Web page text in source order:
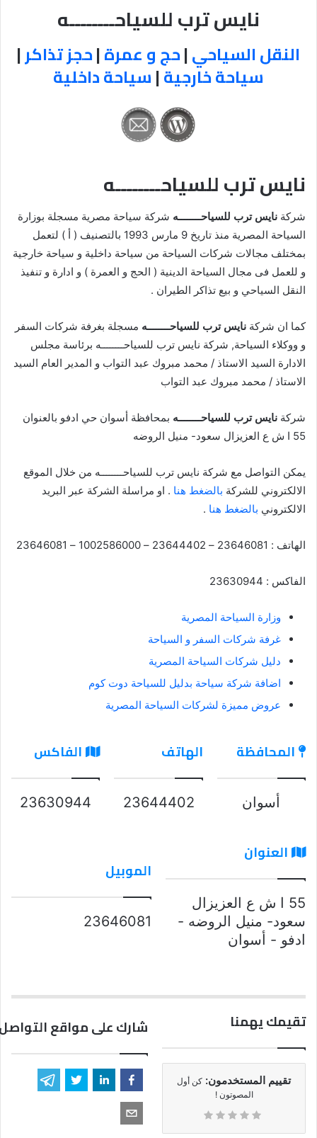
نايس ترب للسياحــــــــه
النقل السياحي|حج و عمرة|حجز تذاكر|
سياحة خارجية|سياحة داخلية
نايس ترب للسياحــــــــه
شركة نايس ترب للسياحــــــــه شركة سياحة مصرية مسجلة بوزارة
السياحة المصرية منذ تاريخ 9 مارس 1993 بالتصنيف ( أ ) لتعمل
بمختلف مجالات شركات السياحة من سياحة داخلية و سياحة خارجية
و للعمل فى مجال السياحة الدينية ( الحج و العمرة ) و ادارة و تنفيذ
النقل السياحي و بيع تذاكر الطيران .
كما ان شركة نايس ترب للسياحــــــــه مسجلة بغرفة شركات السفر
و ووكلاء السياحة, شركة نايس ترب للسياحــــــــه برئاسة مجلس
الادارة السيد الاستاذ / محمد مبروك عبد التواب و المدير العام السيد
الاستاذ / محمد مبروك عبد التواب
شركة نايس ترب للسياحــــــــه بمحافظة أسوان حي ادفو بالعنوان
55 ا ش ع العزيزال سعود- منيل الروضه
يمكن التواصل مع شركة نايس ترب للسياحــــــــه من خلال الموقع
الالكتروني للشركة بالضغط هنا . او مراسلة الشركة عبر البريد
الالكتروني بالضغط هنا .
الهاتف : 23646081 – 23644402 – 1002586000 – 23646081
الفاكس : 23630944
وزارة السياحة المصرية
غرفة شركات السفر و السياحة
دليل شركات السياحة المصرية
اضافة شركة سياحة بدليل للسياحة دوت كوم
عروض مميزة لشركات السياحة المصرية
المحافظة
أسوان
الهاتف
23644402
الفاكس
23630944
العنوان
55 ا ش ع العزيزال
سعود- منيل الروضه -
ادفو - أسوان
الموبيل
23646081
تقيمك يهمنا
تقييم المستخدمون: كن أول
المصوتون !
شارك على مواقع